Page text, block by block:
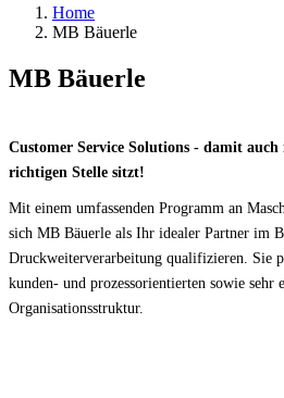
In the air & on the water
Home
MB Bäuerle
MB Bäuerle
Customer Service Solutions - damit
richtigen Stelle sitzt!
Mit einem umfassenden Programm an
sich MB Bäuerle als Ihr idealer Partner im
Druckweiterverarbeitung qualifizieren. Sie
kunden- und prozessorientierten sowie sehr
Organisationsstruktur.